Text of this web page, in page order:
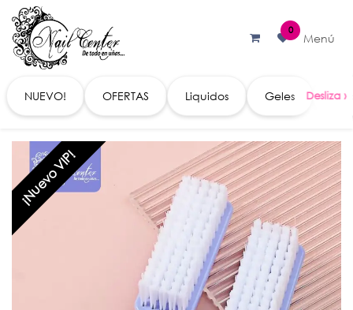
Ir al contenido
0
Menú
NUEVO! OFERTAS Liquidos Geles
¡Nuevo VIP!